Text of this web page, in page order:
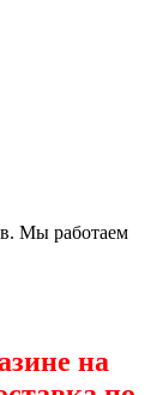
Мы работаем
на